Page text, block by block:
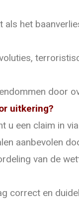
als het
door
uitkering?
u een claim in
aanbevolen
van de
correct en